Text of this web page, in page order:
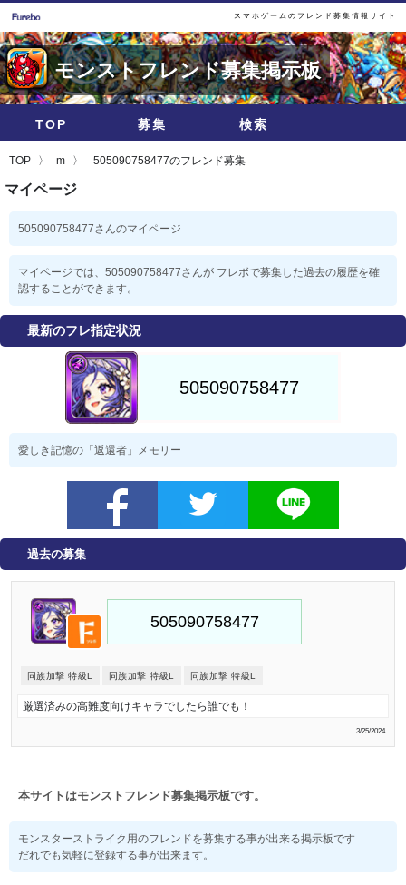
スマホゲームのフレンド募集情報サイト
モンストフレンド募集掲示板
TOP 募集 検索
TOP m 505090758477のフレンド募集
マイページ
505090758477さんのマイページ
マイページでは、505090758477さんが フレボで募集した過去の履歴を確
認することができます。
最新のフレ指定状況
愛しき記憶の「返還者」メモリー
過去の募集
同族加撃 特級L 同族加撃 特級L 同族加撃 特級L
厳選済みの高難度向けキャラでしたら誰でも！
3/25/2024
本サイトはモンストフレンド募集掲示板です。
モンスターストライク用のフレンドを募集する事が出来る掲示板です
だれでも気軽に登録する事が出来ます。